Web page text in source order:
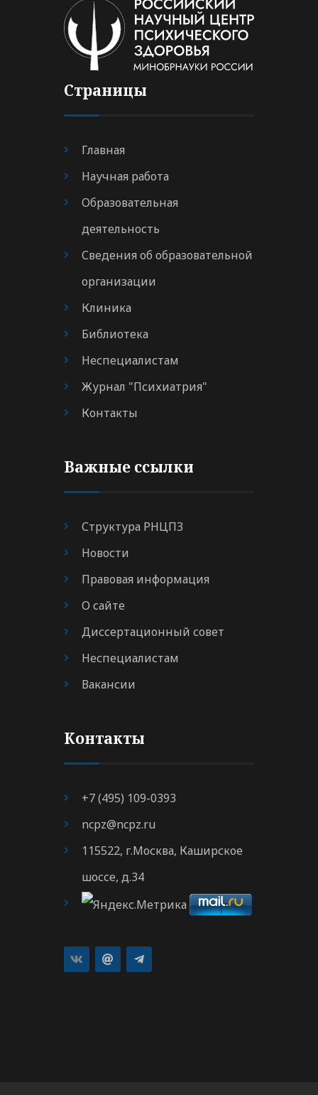
Страницы
Главная
Научная работа
Образовательная
деятельность
Сведения об образовательной
организации
Клиника
Библиотека
Неспециалистам
Журнал "Психиатрия"
Контакты
Важные ссылки
Структура РНЦПЗ
Новости
Правовая информация
О сайте
Диссертационный совет
Неспециалистам
Вакансии
Контакты
+7 (495) 109-0393
ncpz@ncpz.ru
115522, г.Москва, Каширское
шоссе, д.34